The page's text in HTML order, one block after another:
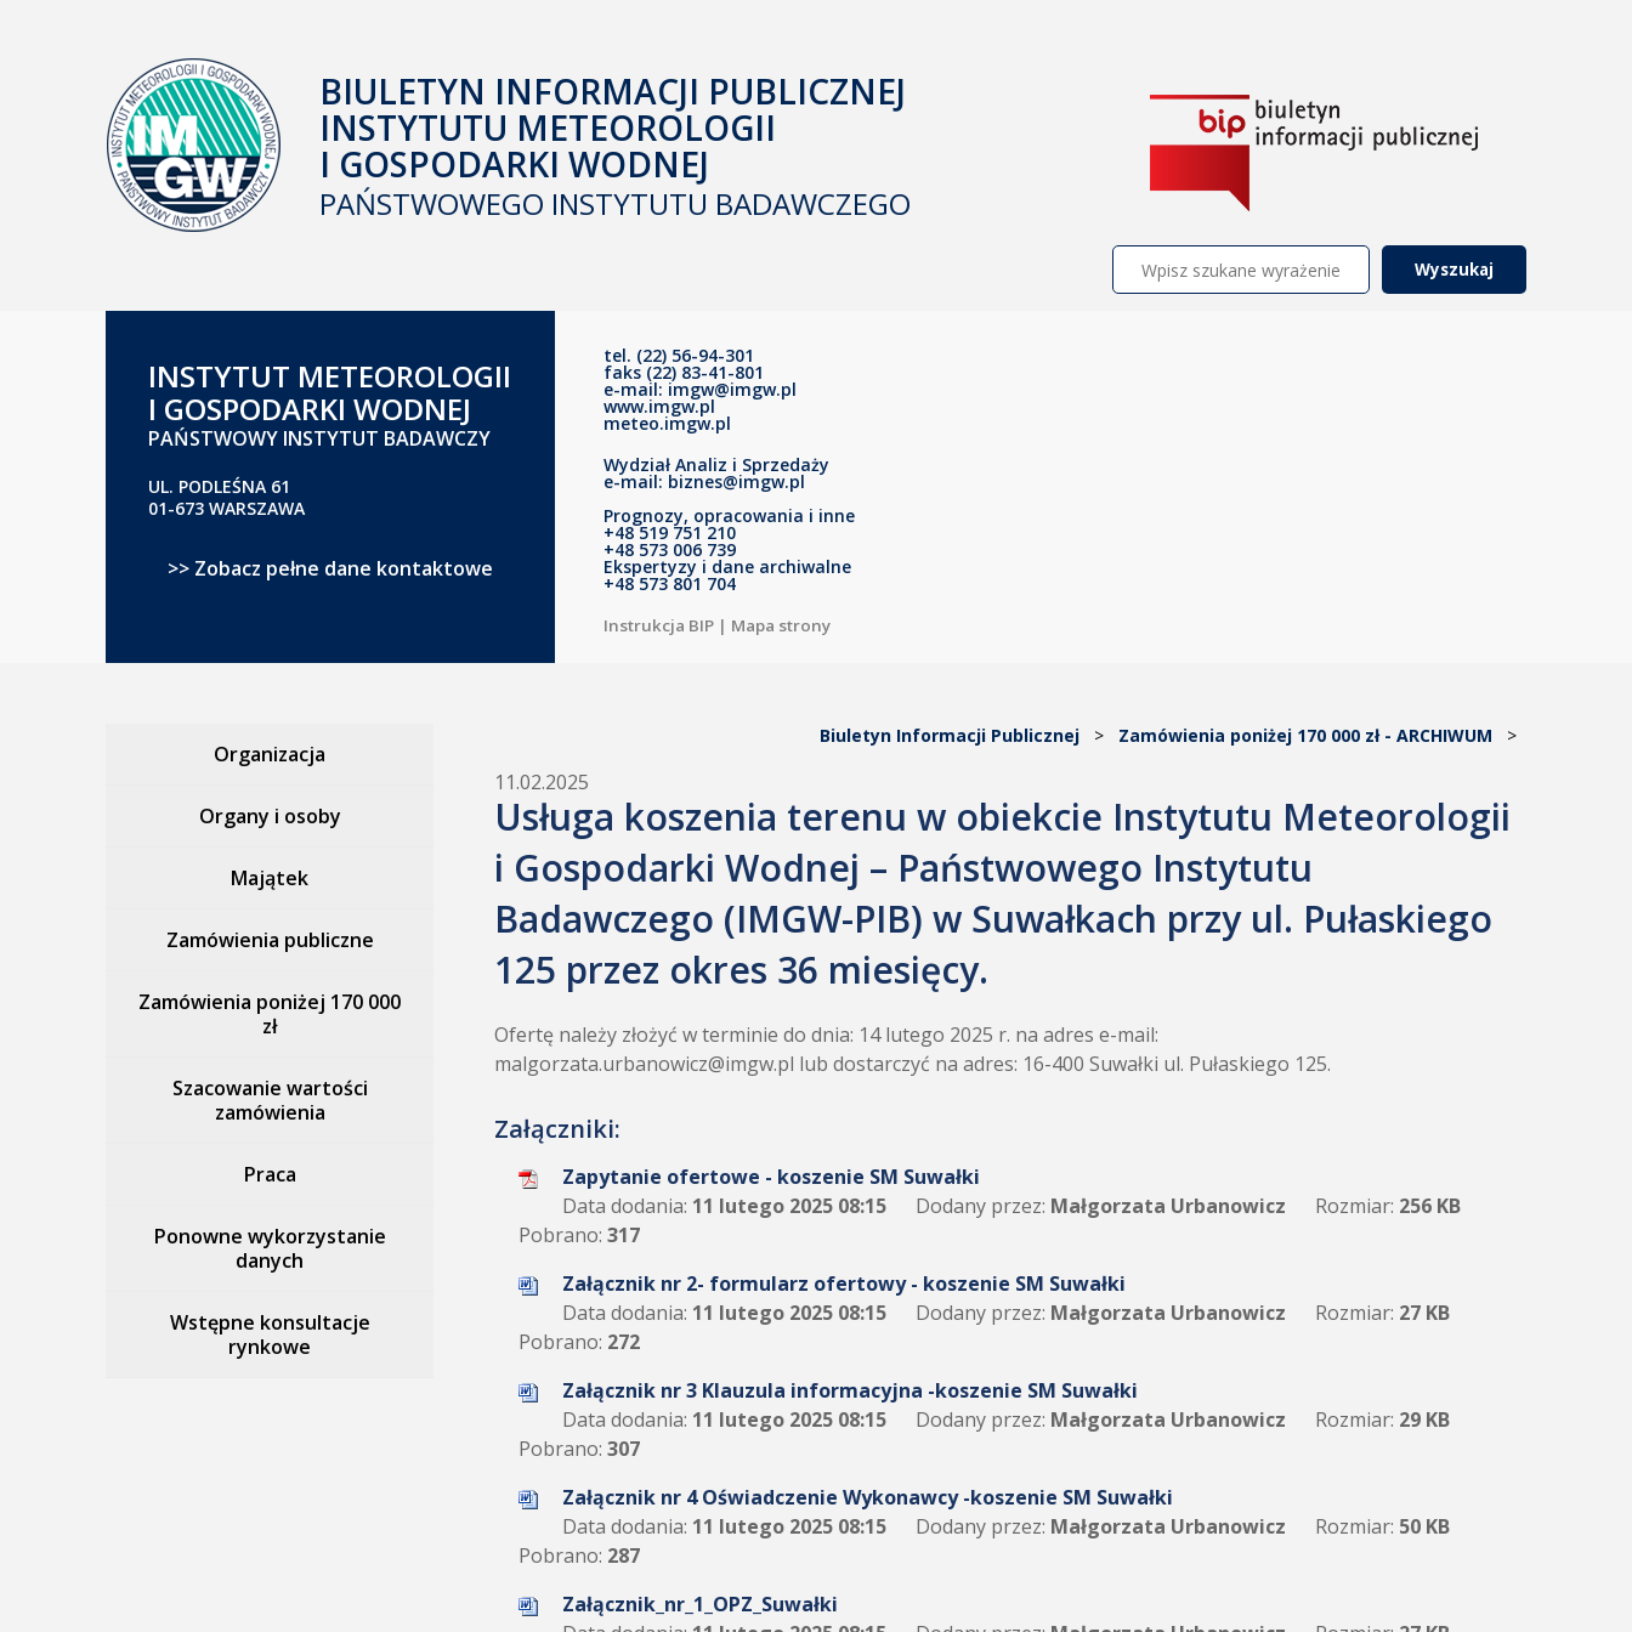
BIULETYN INFORMACJI PUBLICZNEJ
INSTYTUTU METEOROLOGII
I GOSPODARKI WODNEJ
PAŃSTWOWEGO INSTYTUTU BADAWCZEGO
Szukaj:
INSTYTUT METEOROLOGII
I GOSPODARKI WODNEJ
PAŃSTWOWY INSTYTUT BADAWCZY
UL. PODLEŚNA 61
01-673 WARSZAWA
>> Zobacz pełne dane kontaktowe
tel. (22) 56-94-301
faks (22) 83-41-801
e-mail: imgw@imgw.pl
www.imgw.pl
meteo.imgw.pl
Wydział Analiz i Sprzedaży
e-mail: biznes@imgw.pl
Prognozy, opracowania i inne
+48 519 751 210
+48 573 006 739
Ekspertyzy i dane archiwalne
+48 573 801 704
Instrukcja BIP | Mapa strony
Organizacja
Organy i osoby
Majątek
Zamówienia publiczne
Zamówienia poniżej 170 000
zł
Szacowanie wartości
zamówienia
Praca
Ponowne wykorzystanie
danych
Wstępne konsultacje
rynkowe
Biuletyn Informacji Publicznej > Zamówienia poniżej 170 000 zł - ARCHIWUM >
11.02.2025
Usługa koszenia terenu w obiekcie Instytutu Meteorologii
i Gospodarki Wodnej – Państwowego Instytutu
Badawczego (IMGW-PIB) w Suwałkach przy ul. Pułaskiego
125 przez okres 36 miesięcy.
Ofertę należy złożyć w terminie do dnia: 14 lutego 2025 r. na adres e-mail:
malgorzata.urbanowicz@imgw.pl lub dostarczyć na adres: 16-400 Suwałki ul. Pułaskiego 125.
Załączniki:
Zapytanie ofertowe - koszenie SM Suwałki
Data dodania: 11 lutego 2025 08:15 Dodany przez: Małgorzata Urbanowicz Rozmiar: 256 KB
Pobrano: 317
Załącznik nr 2- formularz ofertowy - koszenie SM Suwałki
Data dodania: 11 lutego 2025 08:15 Dodany przez: Małgorzata Urbanowicz Rozmiar: 27 KB
Pobrano: 272
Załącznik nr 3 Klauzula informacyjna -koszenie SM Suwałki
Data dodania: 11 lutego 2025 08:15 Dodany przez: Małgorzata Urbanowicz Rozmiar: 29 KB
Pobrano: 307
Załącznik nr 4 Oświadczenie Wykonawcy -koszenie SM Suwałki
Data dodania: 11 lutego 2025 08:15 Dodany przez: Małgorzata Urbanowicz Rozmiar: 50 KB
Pobrano: 287
Załącznik_nr_1_OPZ_Suwałki